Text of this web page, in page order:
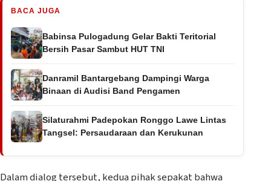
BACA JUGA
Babinsa Pulogadung Gelar Bakti Teritorial
Bersih Pasar Sambut HUT TNI
Danramil Bantargebang Dampingi Warga
Binaan di Audisi Band Pengamen
Silaturahmi Padepokan Ronggo Lawe Lintas
Tangsel: Persaudaraan dan Kerukunan
Dalam dialog tersebut, kedua pihak sepakat bahwa